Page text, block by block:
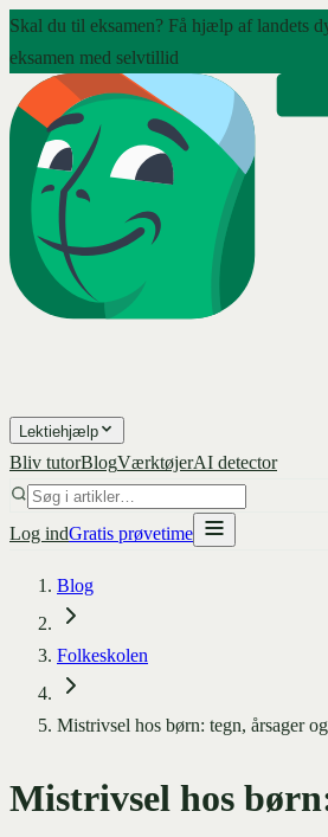
Skal du til eksamen? Få hjælp af landets
eksamen med selvtillid
Lektiehjælp
Bliv tutorBlogVærktøjerAI detector
Log indGratis prøvetime
Blog
Folkeskolen
Mistrivsel hos børn: tegn, årsager
Mistrivsel hos